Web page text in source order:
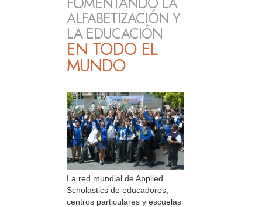
ALFABETIZACIÓN Y
LA EDUCACIÓN
EN TODO EL
MUNDO
La red mundial de Applied
Scholastics de educadores,
centros particulares y escuelas